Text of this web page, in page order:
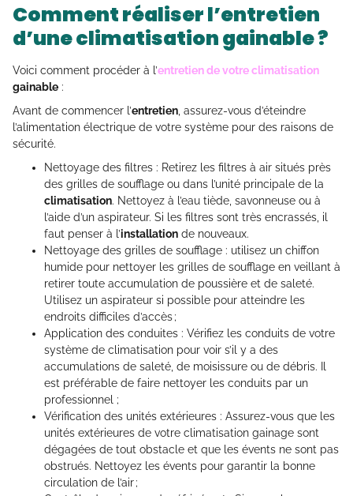
Comment réaliser l’entretien
d’une climatisation gainable ?
Voici comment procéder à l’entretien de votre climatisation
gainable :
Avant de commencer l’entretien, assurez-vous d’éteindre
l’alimentation électrique de votre système pour des raisons de
sécurité.
Nettoyage des filtres : Retirez les filtres à air situés près
des grilles de soufflage ou dans l’unité principale de la
climatisation. Nettoyez à l’eau tiède, savonneuse ou à
l’aide d’un aspirateur. Si les filtres sont très encrassés, il
faut penser à l’installation de nouveaux.
Nettoyage des grilles de soufflage : utilisez un chiffon
humide pour nettoyer les grilles de soufflage en veillant à
retirer toute accumulation de poussière et de saleté.
Utilisez un aspirateur si possible pour atteindre les
endroits difficiles d’accès ;
Application des conduites : Vérifiez les conduits de votre
système de climatisation pour voir s’il y a des
accumulations de saleté, de moisissure ou de débris. Il
est préférable de faire nettoyer les conduits par un
professionnel ;
Vérification des unités extérieures : Assurez-vous que les
unités extérieures de votre climatisation gainage sont
dégagées de tout obstacle et que les évents ne sont pas
obstrués. Nettoyez les évents pour garantir la bonne
circulation de l’air ;